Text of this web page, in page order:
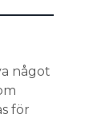
något
för